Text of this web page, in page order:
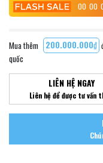
00 00
Mua thêm 200.000.000₫
quốc
LIÊN HỆ NGAY
Liên hệ để được tư vấn